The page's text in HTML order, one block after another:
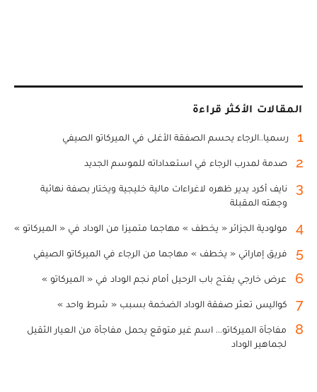
المقالات الأكثر قراءة
1 رسميا..الرجاء يحسم الصفقة الأغلى في الميركاتو الصيفي
2 صدمة لمدرب الرجاء في استعداداته للموسم الجديد
3
نايف أكرد يدير ظهره لاغراءات مالية خليجية ويختار بصفة نهائية
وجهته المقبلة
4 مولودية الجزائر « يخطف » مهاجما متميزا من الوداد في « الميركاتو »
5 فريق إماراتي « يخطف » مهاجما من الرجاء في الميركاتو الصيفي
6 عرض خارجي يفتح باب الرحيل أمام نجم الوداد في « الميركاتو »
7 كواليس تعثر صفقة الوداد الضخمة بسبب « شرط واحد »
8
مفاجأة الميركاتو... اسم غير متوقع يحمل مفاجأة من العيار الثقيل
لجماهير الوداد